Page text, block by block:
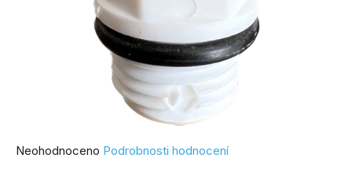
Průměrné
Neohodnoceno Podrobnosti hodnocení